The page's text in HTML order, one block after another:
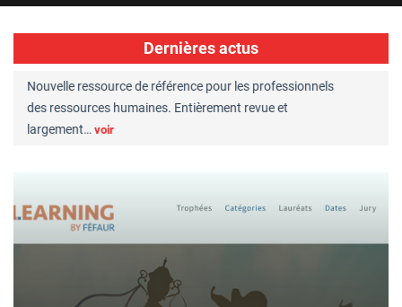
Dernières actus
Nouvelle ressource de référence pour les professionnels
des ressources humaines. Entièrement revue et
largement… voir